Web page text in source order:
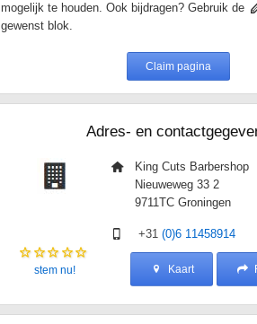
mogelijk te houden. Ook bijdragen? Gebruik de
gewenst blok.
Claim pagina
Adres- en
King Cuts Barbershop
Nieuweweg 33 2
9711TC Groningen
+31(0)6 11458914
stem nu! Kaart